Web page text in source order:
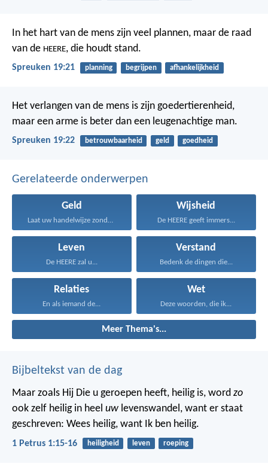
In het hart van de mens zijn veel plannen, maar de raad
van de HEERE, die houdt stand.
Spreuken 19:21 planning begrijpen afhankelijkheid
Het verlangen van de mens is zijn goedertierenheid,
maar een arme is beter dan een leugenachtige man.
Spreuken 19:22 betrouwbaarheid geld goedheid
Gerelateerde onderwerpen
Geld
Laat uw handelwijze zonder...
Wijsheid
De HEERE geeft immers...
Leven
De HEERE zal u...
Verstand
Bedenk de dingen die...
Relaties
En als iemand de...
Wet
Deze woorden, die ik...
Meer Thema's...
Bijbeltekst van de dag
Maar zoals Hij Die u geroepen heeft, heilig is, word zo
ook zelf heilig in heel uw levenswandel, want er staat
geschreven: Wees heilig, want Ik ben heilig.
1 Petrus 1:15-16 heiligheid leven roeping